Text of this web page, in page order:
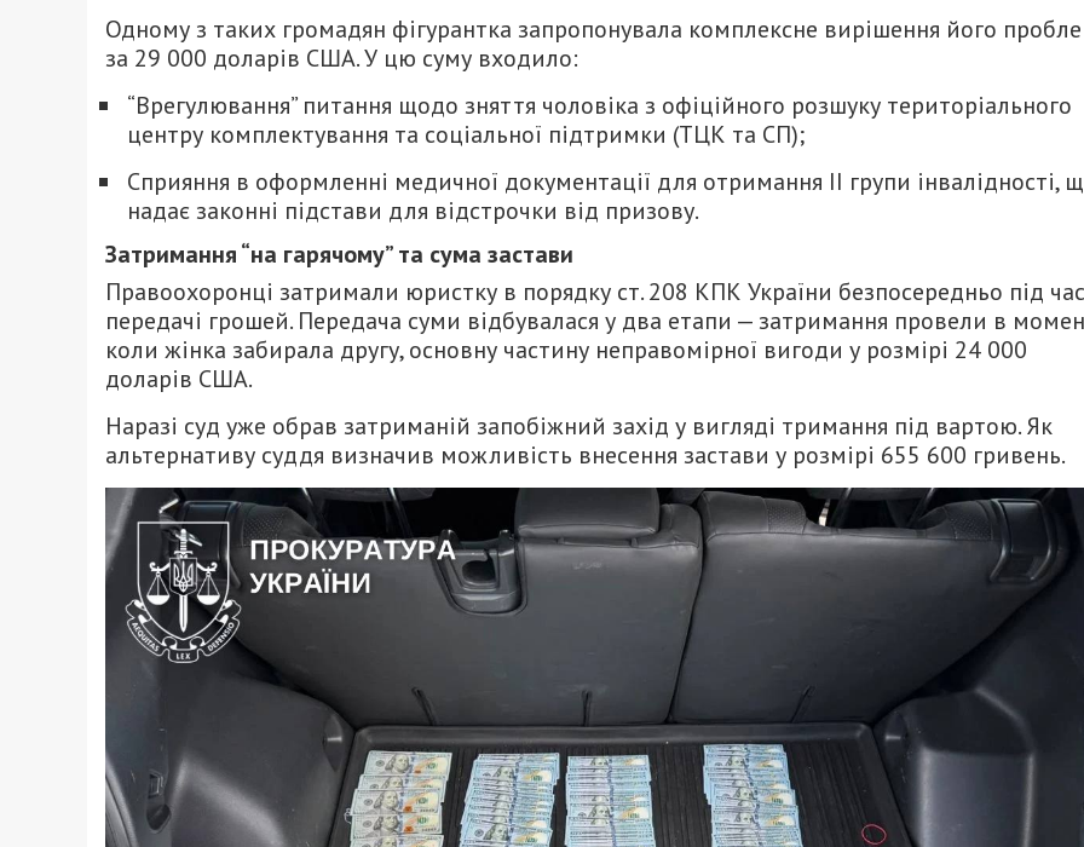
Одному з таких громадян фігурантка запропонувала комплексне вирішення його
за 29 000 доларів США. У цю суму входило:
“Врегулювання” питання щодо зняття чоловіка з офіційного розшуку територіального
центру комплектування та соціальної підтримки (ТЦК та СП);
Сприяння в оформленні медичної документації для отримання II групи інвалідності,
надає законні підстави для відстрочки від призову.
Затримання “на гарячому” та сума застави
Правоохоронці затримали юристку в порядку ст. 208 КПК України безпосередньо під час
передачі грошей. Передача суми відбувалася у два етапи — затримання провели в
коли жінка забирала другу, основну частину неправомірної вигоди у розмірі 24 000
доларів США.
Наразі суд уже обрав затриманій запобіжний захід у вигляді тримання під вартою. Як
альтернативу суддя визначив можливість внесення застави у розмірі 655 600 гривень.